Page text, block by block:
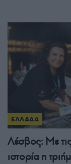
ΕΛΛΑΔΑ
Λέσβος: Με
ιστορία η